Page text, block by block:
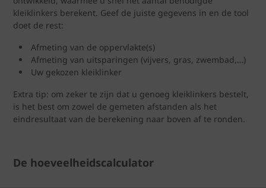
kleiklinkers berekent. Geef de juiste gegevens in en de tool
doet de rest:
Afmeting van de oppervlakte(s)
Afmeting van uitsparingen (vijvers, gras, zwembad,…)
Uw gekozen kleiklinker
Extra tip: om zeker te zijn dat u genoeg kleiklinkers bestelt,
is het best om zowel de gemeten afstanden als het
eindresultaat van de berekening naar boven af te ronden.
De hoeveelheidscalculator